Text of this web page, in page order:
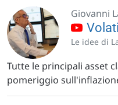
Giovanni
Le idee di
Tutte le principali asset
pomeriggio